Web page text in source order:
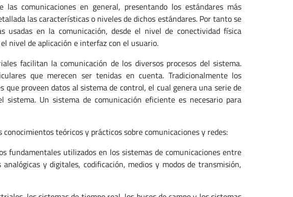
comunicaciones en general, presentando los estándares más
las características o niveles de dichos estándares. Por tanto se
usadas en la comunicación, desde el nivel de conectividad física
nivel de aplicación e interfaz con el usuario.
facilitan la comunicación de los diversos procesos del sistema.
que merecen ser tenidas en cuenta. Tradicionalmente los
que proveen datos al sistema de control, el cual genera una serie de
Un sistema de comunicación eficiente es necesario para
teóricos y prácticos sobre comunicaciones y redes:
fundamentales utilizados en los sistemas de comunicaciones entre
y digitales, codificación, medios y modos de transmisión,